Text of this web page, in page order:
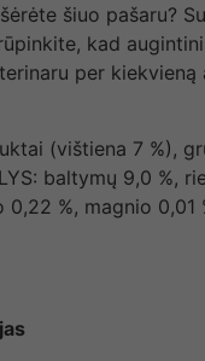
šiuo pašaru?
kad
per kiekvieną
(vištiena 7 %),
baltymų 9,0
0,22 %, magnio